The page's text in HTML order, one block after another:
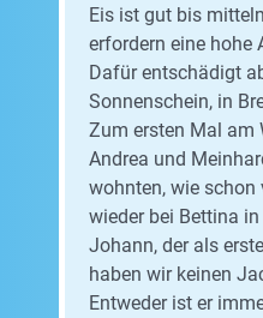
Eis ist gut bis
erfordern eine hohe
Dafür entschädigt
Sonnenschein, in
Zum ersten Mal am
Andrea und
wohnten, wie schon
wieder bei Bettina
Johann, der als
haben wir keinen
Entweder ist er